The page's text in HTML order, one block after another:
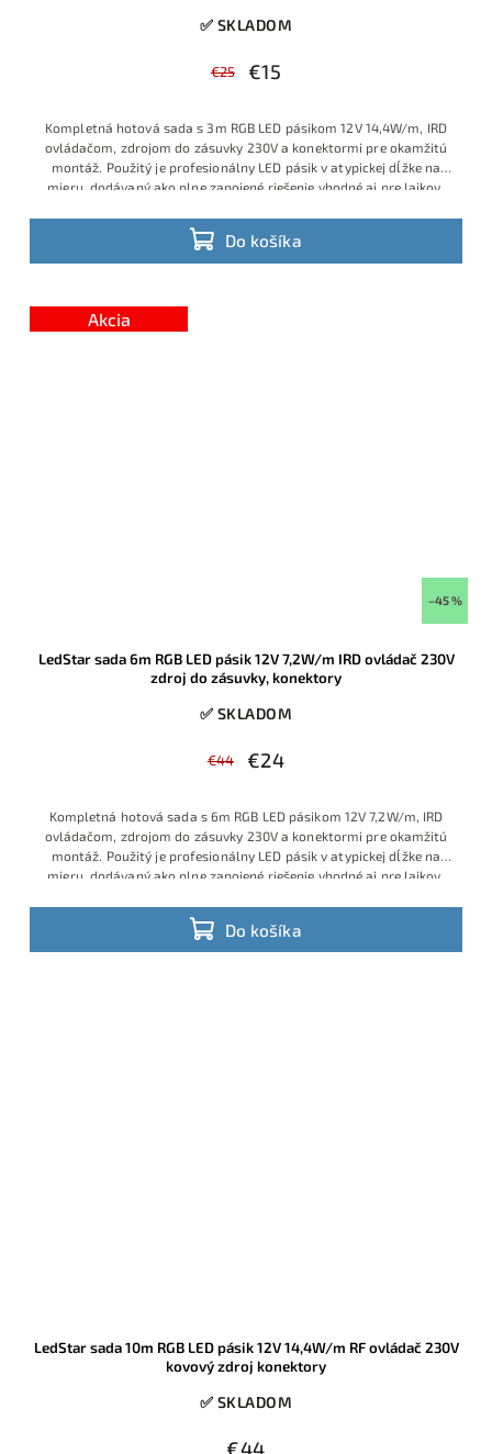
✅ SKLADOM
€25 €15
Do košíka
Kompletná hotová sada s 3m RGB LED pásikom 12V 14,4W/m, IRD
ovládačom, zdrojom do zásuvky 230V a konektormi pre okamžitú
montáž. Použitý je profesionálny LED pásik v atypickej dĺžke na
mieru, dodávaný ako plne zapojené riešenie vhodné aj pre laikov,
príslušenstva. Ide o obľúbený model s veľmi dobrým pomerom
ceny, výkonu a praktickosti, ktorý je v ponuke v obmedzenom
množstve a patrí medzi vyhľadávané hotové RGB sady.Výhodná
Akcia
–45 %
LedStar sada 6m RGB LED pásik 12V 7,2W/m IRD ovládač 230V
zdroj do zásuvky, konektory
✅ SKLADOM
€44 €24
Do košíka
Kompletná hotová sada s 6m RGB LED pásikom 12V 7,2W/m, IRD
ovládačom, zdrojom do zásuvky 230V a konektormi pre okamžitú
montáž. Použitý je profesionálny LED pásik v atypickej dĺžke na
mieru, dodávaný ako plne zapojené riešenie vhodné aj pre laikov,
príslušenstva. Ide o obľúbený model s veľmi dobrým pomerom
ceny, výkonu a praktickosti, ktorý je v ponuke v obmedzenom
množstve a patrí medzi vyhľadávané hotové RGB sady.Výhodná
LedStar sada 10m RGB LED pásik 12V 14,4W/m RF ovládač 230V
kovový zdroj konektory
✅ SKLADOM
€44